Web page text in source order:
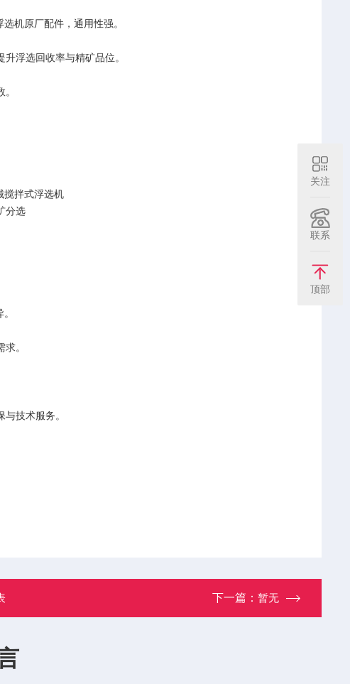
机原厂配件，通用性强。
浮选回收率与精矿品位。
搅拌式浮选机
分选
。
技术服务。
下一篇： 暂无
关注
联系
顶部